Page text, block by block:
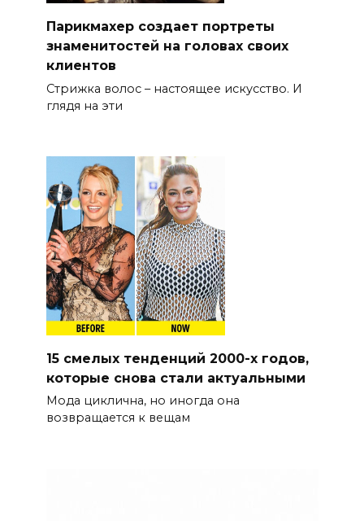
Парикмахер создает портреты
знаменитостей на головах своих
клиентов
Стрижка волос – настоящее искусство. И
глядя на эти
15 смелых тенденций 2000-х годов,
которые снова стали актуальными
Мода циклична, но иногда она
возвращается к вещам